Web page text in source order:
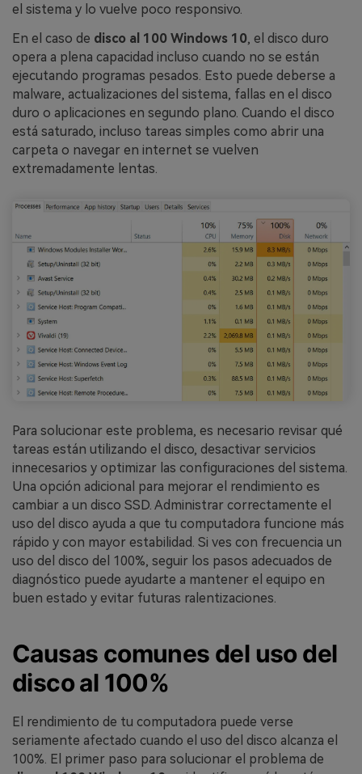
el sistema y lo vuelve poco responsivo.
En el caso de disco al 100 Windows 10, el disco duro
opera a plena capacidad incluso cuando no se están
ejecutando programas pesados. Esto puede deberse a
malware, actualizaciones del sistema, fallas en el disco
duro o aplicaciones en segundo plano. Cuando el disco
está saturado, incluso tareas simples como abrir una
carpeta o navegar en internet se vuelven
extremadamente lentas.
Para solucionar este problema, es necesario revisar qué
tareas están utilizando el disco, desactivar servicios
innecesarios y optimizar las configuraciones del sistema.
Una opción adicional para mejorar el rendimiento es
cambiar a un disco SSD. Administrar correctamente el
uso del disco ayuda a que tu computadora funcione más
rápido y con mayor estabilidad. Si ves con frecuencia un
uso del disco del 100%, seguir los pasos adecuados de
diagnóstico puede ayudarte a mantener el equipo en
buen estado y evitar futuras ralentizaciones.
Causas comunes del uso del
disco al 100%
El rendimiento de tu computadora puede verse
seriamente afectado cuando el uso del disco alcanza el
100%. El primer paso para solucionar el problema de